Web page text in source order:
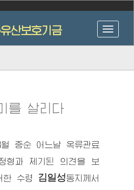
를 살리다
중순 어느날 옥류관료
형과 제기된 의견을 보
한 수령 김일성동지 께서